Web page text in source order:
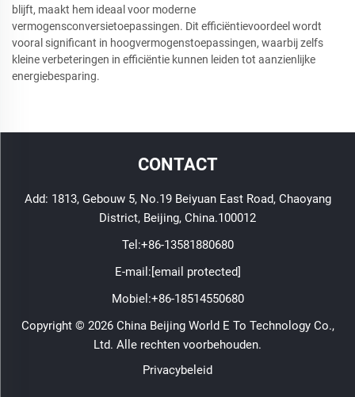
blijft, maakt hem ideaal voor moderne
vermogensconversietoepassingen. Dit efficiëntievoordeel wordt
vooral significant in hoogvermogenstoepassingen, waarbij zelfs
kleine verbeteringen in efficiëntie kunnen leiden tot aanzienlijke
energiebesparing.
CONTACT
Add: 1813, Gebouw 5, No.19 Beiyuan East Road, Chaoyang
District, Beijing, China.100012
Tel:+86-13581880680
E-mail:[email protected]
Mobiel:+86-18514550680
Copyright © 2026 China Beijing World E To Technology Co.,
Ltd. Alle rechten voorbehouden.
Privacybeleid